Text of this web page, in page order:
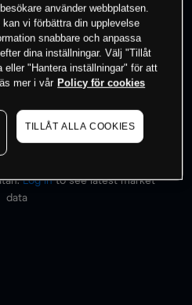
handla
Log into see latest market
data
använder webbplatsen.
vi förbättra din upplevelse
snabbare och anpassa
dina inställningar. Välj "Tillåt
"Hantera inställningar" för att
mer i vår Policy för cookies
TILLÅT ALLA COOKIES